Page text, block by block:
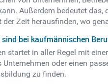
Außerdem bedeutet
Zeit herausfinden, wo
bei kaufmännischen
startet in aller Regel mit
oder einen
zu finden.